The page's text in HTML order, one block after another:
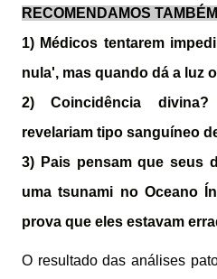
RECOMENDAMOS
1) Médicos tentarem
nula', mas quando dá a luz
2) Coincidência divina?
revelariam tipo sanguíneo
3) Pais pensam que seus
uma tsunami no Oceano
prova que eles estavam
O resultado das análises